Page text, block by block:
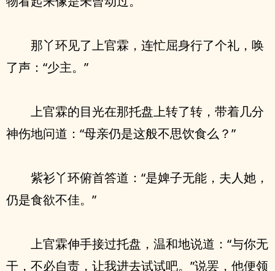
那丫环见了上官霖，连忙屈身行了个礼，唤
了声：“少主。”
上官霖的目光在那托盘上转了转，带着几分
神伤地问道：“母亲仍是这般不思饮食么？”
紫衫丫环俯首答道：“是婢子无能，夫人她，
仍是食欲不佳。”
上官霖伸手接过托盘，温和地说道：“与你无
干，不必自责，让我进去试试吧。”说罢，他便领